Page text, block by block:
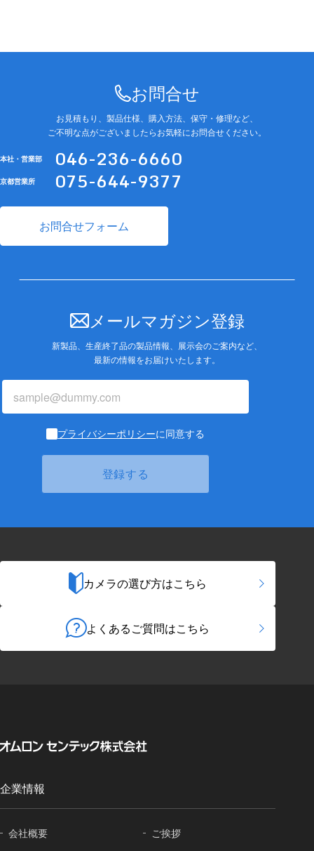
お問合せ
お見積もり、製品仕様、購入方法、保守・修理など、
ご不明な点がございましたらお気軽にお問合せください。
本社・営業部 046-236-6660
京都営業所 075-644-9377
お問合せフォーム
メールマガジン登録
新製品、生産終了品の製品情報、展示会のご案内など、
最新の情報をお届けいたします。
プライバシーポリシーに同意する
カメラの選び方はこちら
よくあるご質問はこちら
企業情報
会社概要
ご挨拶